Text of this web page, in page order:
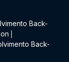
Back-
Back-